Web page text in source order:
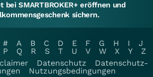
bei SMARTBROKER+ eröffnen und
sichern.
# A B C D E F G H I
J
P Q R S T U V W X Y
Z
Datenschutz
Datenschutz-
Nutzungsbedingungen